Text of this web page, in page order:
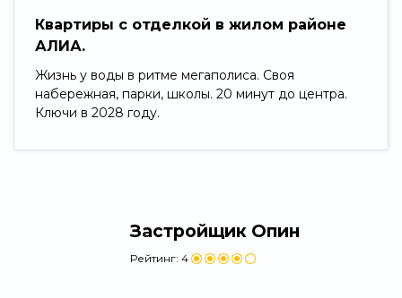
Квартиры с отделкой в жилом районе
АЛИА.
Жизнь у воды в ритме мегаполиса. Своя
набережная, парки, школы. 20 минут до центра.
Ключи в 2028 году.
Застройщик Опин
Рейтинг: 4